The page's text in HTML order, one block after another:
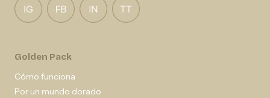
Golden Pack
Cómo funciona
Por un mundo dorado